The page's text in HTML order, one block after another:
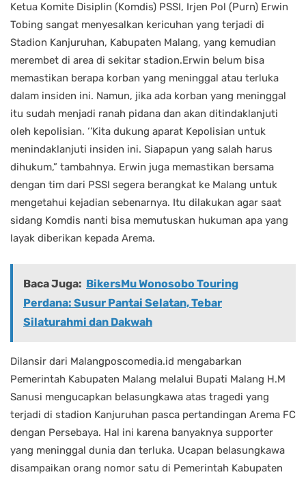
Ketua Komite Disiplin (Komdis) PSSI, Irjen Pol (Purn) Erwin
Tobing sangat menyesalkan kericuhan yang terjadi di
Stadion Kanjuruhan, Kabupaten Malang, yang kemudian
merembet di area di sekitar stadion.Erwin belum bisa
memastikan berapa korban yang meninggal atau terluka
dalam insiden ini. Namun, jika ada korban yang meninggal
itu sudah menjadi ranah pidana dan akan ditindaklanjuti
oleh kepolisian. ‘’Kita dukung aparat Kepolisian untuk
menindaklanjuti insiden ini. Siapapun yang salah harus
dihukum,” tambahnya. Erwin juga memastikan bersama
dengan tim dari PSSI segera berangkat ke Malang untuk
mengetahui kejadian sebenarnya. Itu dilakukan agar saat
sidang Komdis nanti bisa memutuskan hukuman apa yang
layak diberikan kepada Arema.
Baca Juga: BikersMu Wonosobo Touring
Perdana: Susur Pantai Selatan, Tebar
Silaturahmi dan Dakwah
Dilansir dari Malangposcomedia.id mengabarkan
Pemerintah Kabupaten Malang melalui Bupati Malang H.M
Sanusi mengucapkan belasungkawa atas tragedi yang
terjadi di stadion Kanjuruhan pasca pertandingan Arema FC
dengan Persebaya. Hal ini karena banyaknya supporter
yang meninggal dunia dan terluka. Ucapan belasungkawa
disampaikan orang nomor satu di Pemerintah Kabupaten